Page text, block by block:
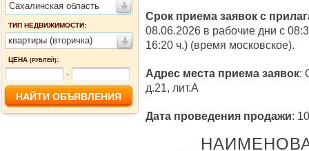
Сахалинская область
ТИП НЕДВИЖИМОСТИ:
квартиры (вторичка)
ЦЕНА (РУБЛЕЙ):
-
Срок приема заявок с
08.06.2026 в рабочие дни с
16:20 ч.) (время московское).
Адрес места приема заявок:
д.21, лит.А
Дата проведения продажи: